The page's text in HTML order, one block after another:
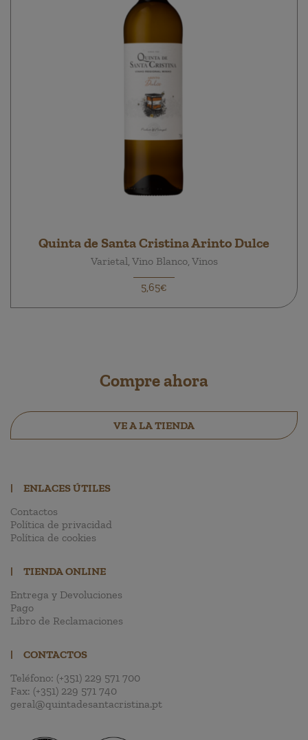
Quinta de Santa Cristina Arinto Dulce
Varietal, Vino Blanco, Vinos
5,65€
Compre ahora
VE A LA TIENDA
|
ENLACES ÚTILES
Contactos
Política de privacidad
Política de cookies
|
TIENDA ONLINE
Entrega y Devoluciones
Pago
Libro de Reclamaciones
|
CONTACTOS
Teléfono: (+351) 229 571 700
Fax: (+351) 229 571 740
geral@quintadesantacristina.pt